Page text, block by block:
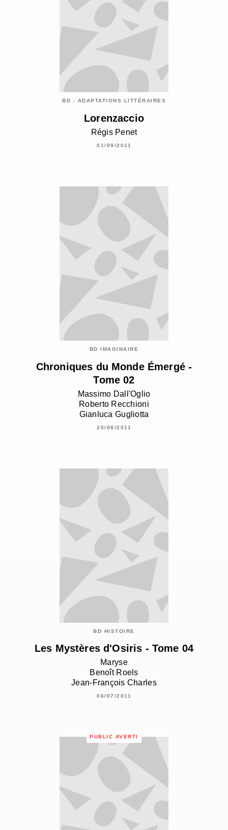
BD - ADAPTATIONS LITTÉRAIRES
Lorenzaccio
Régis Penet
01/09/2011
BD IMAGINAIRE
Chroniques du Monde Émergé -
Tome 02
Massimo Dall'Oglio
Roberto Recchioni
Gianluca Gugliotta
25/08/2011
BD HISTOIRE
Les Mystères d'Osiris - Tome 04
Maryse
Benoît Roels
Jean-François Charles
06/07/2011
PUBLIC AVERTI